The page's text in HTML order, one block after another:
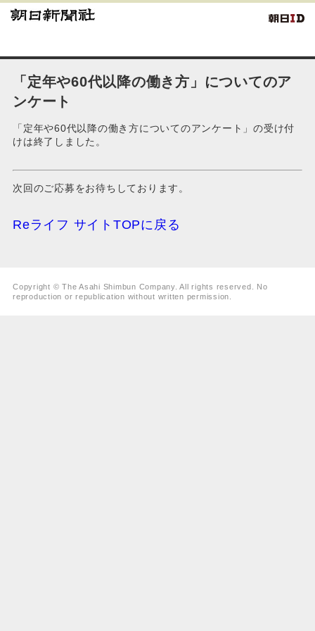
「定年や60代以降の働き方」についてのア
ンケート
「定年や60代以降の働き方についてのアンケート」の受け付
けは終了しました。
次回のご応募をお待ちしております。
Reライフ サイトTOPに戻る
Copyright © The Asahi Shimbun Company. All rights reserved. No
reproduction or republication without written permission.